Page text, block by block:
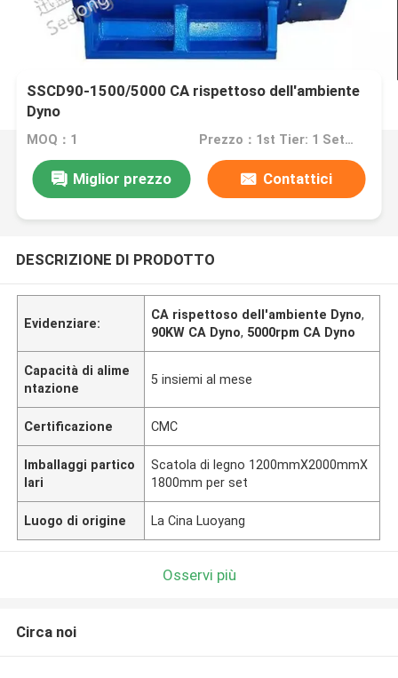
SSCD90-1500/5000 CA rispettoso dell'ambiente
Dyno
MOQ：1 Prezzo：1st Tier: 1 Set, Unit Price USD 3.00 2nd Tier: 2-5 Sets, Unit Price USD 2.00 3rd Tier: Over 5 Sets, Unit Price USD 1.00
Miglior prezzo Contattici
DESCRIZIONE DI PRODOTTO
Evidenziare:
CA rispettoso dell'ambiente Dyno,
90KW CA Dyno, 5000rpm CA Dyno
Capacità di alime
ntazione
5 insiemi al mese
Certificazione CMC
Imballaggi partico
lari
Scatola di legno 1200mmX2000mmX
1800mm per set
Luogo di origine La Cina Luoyang
Osservi più
Circa noi